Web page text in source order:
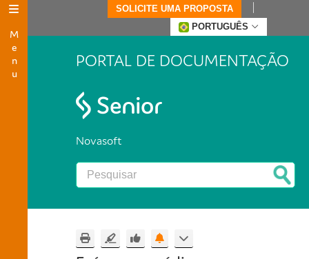
Menu
SOLICITE UMA PROPOSTA
PORTUGUÊS
PORTAL DE DOCUMENTAÇÃO
Novasoft